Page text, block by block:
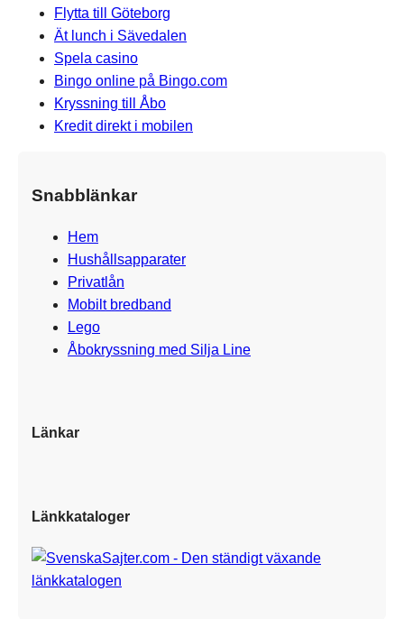
Flytta till Göteborg
Ät lunch i Sävedalen
Spela casino
Bingo online på Bingo.com
Kryssning till Åbo
Kredit direkt i mobilen
Snabblänkar
Hem
Hushållsapparater
Privatlån
Mobilt bredband
Lego
Åbokryssning med Silja Line
Länkar
Länkkataloger